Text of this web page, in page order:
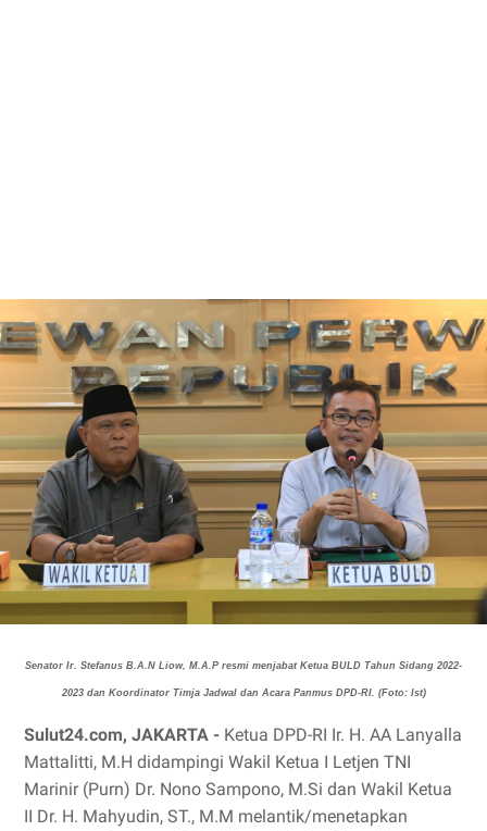
Senator Ir. Stefanus B.A.N Liow, M.A.P resmi menjabat Ketua BULD Tahun Sidang 2022-
2023 dan Koordinator Timja Jadwal dan Acara Panmus DPD-RI. (Foto: Ist)
Sulut24.com, JAKARTA - Ketua DPD-RI Ir. H. AA Lanyalla
Mattalitti, M.H didampingi Wakil Ketua I Letjen TNI
Marinir (Purn) Dr. Nono Sampono, M.Si dan Wakil Ketua
II Dr. H. Mahyudin, ST., M.M melantik/menetapkan